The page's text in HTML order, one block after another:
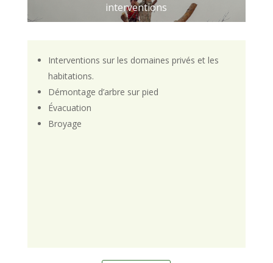
interventions
Interventions sur les domaines privés et les
habitations.
Démontage d’arbre sur pied
Évacuation
Broyage